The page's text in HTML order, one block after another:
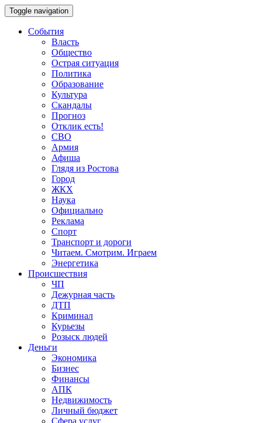
Toggle navigation
События
Власть
Общество
Острая ситуация
Политика
Образование
Культура
Скандалы
Прогноз
Отклик есть!
СВО
Армия
Афиша
Глядя из Ростова
Город
ЖКХ
Наука
Официально
Реклама
Спорт
Транспорт и дороги
Читаем. Смотрим. Играем
Энергетика
Происшествия
ЧП
Дежурная часть
ДТП
Криминал
Курьезы
Розыск людей
Деньги
Экономика
Бизнес
Финансы
АПК
Недвижимость
Личный бюджет
Сфера услуг